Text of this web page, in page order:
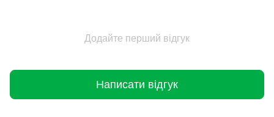
Додайте перший відгук
Написати відгук